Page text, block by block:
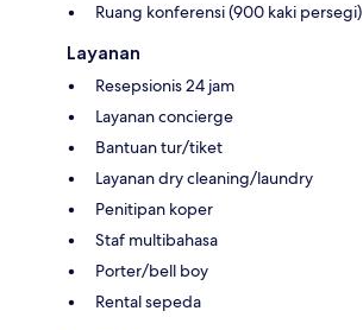
Ruang konferensi (900 kaki persegi)
Layanan
Resepsionis 24 jam
Layanan concierge
Bantuan tur/tiket
Layanan dry cleaning/laundry
Penitipan koper
Staf multibahasa
Porter/bell boy
Rental sepeda